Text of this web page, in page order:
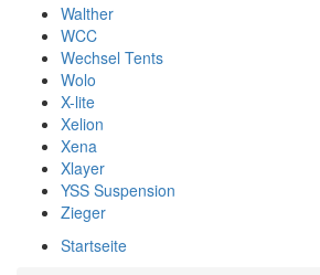
Walther
WCC
Wechsel Tents
Wolo
X-lite
Xelion
Xena
Xlayer
YSS Suspension
Zieger
Startseite